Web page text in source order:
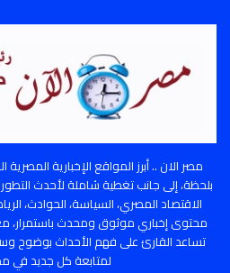
مصر الان .. أبرز المواقع الإخبارية
بلحظة، إلى جانب تغطية شاملة لأحدث
الاقتصاد المصري، السياسة، الحوادث،
محتوى إخباري موثوق ومحدث باستمرار،
تساعد القارئ على فهم الأحداث بوضوح
لمتابعة كل جديد في